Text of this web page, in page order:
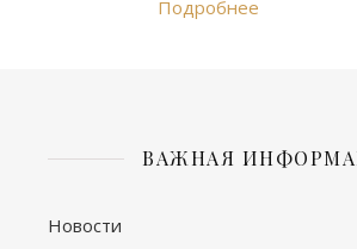
Подробнее
ВАЖНАЯ
Новости